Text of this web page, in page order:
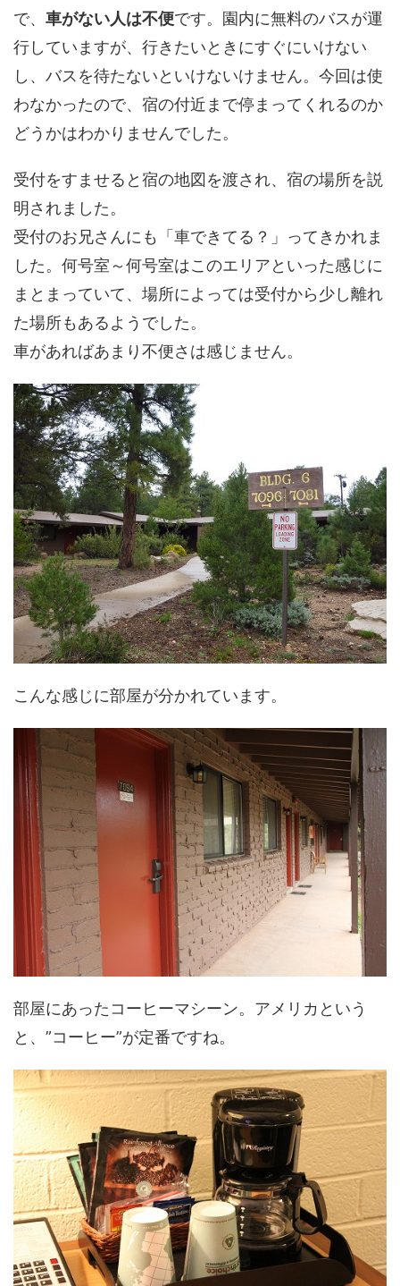
で、 車がない人は不便です。園内に無料のバスが運
行していますが、行きたいときにすぐにいけない
し、バスを待たないといけないけません。今回は使
わなかったので、宿の付近まで停まってくれるのか
どうかはわかりませんでした。
受付をすませると宿の地図を渡され、宿の場所を説
明されました。
受付のお兄さんにも「車できてる？」ってきかれま
した。何号室～何号室はこのエリアといった感じに
まとまっていて、場所によっては受付から少し離れ
た場所もあるようでした。
車があればあまり不便さは感じません。
こんな感じに部屋が分かれています。
部屋にあったコーヒーマシーン。アメリカという
と、”コーヒー”が定番ですね。